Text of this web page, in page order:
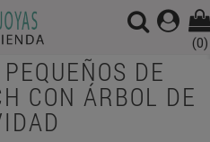
(0)
DE
CON ÁRBOL DE